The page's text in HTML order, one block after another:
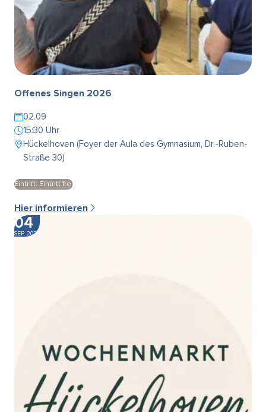
Offenes Singen 2026
02.09
15:30 Uhr
Hückelhoven (Foyer der Aula des Gymnasium, Dr.-Ruben-
Straße 30)
Eintritt: Eintritt frei
Hier informieren
04
SEP. 2026